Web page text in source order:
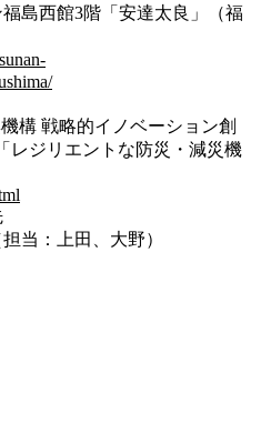
島西館3階「安達太良」（福
構 戦略的イノベーション創
ジリエントな防災・減災機
当：上田、大野）